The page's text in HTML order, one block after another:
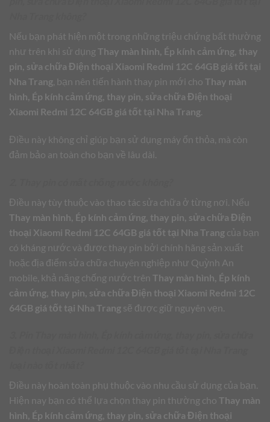
Nếu bạn phát hiện một trong những triệu chứng bất thường
như trên khi sử dụng Thay màn hình, Ép kính cảm ứng, thay
pin, sửa chữa Điện thoại Xiaomi Redmi 12C 64GB giá tốt tại
Nha Trang , bạn nên tiến hành thay pin mới cho Thay màn
hình, Ép kính cảm ứng, thay pin, sửa chữa Điện thoại
Xiaomi Redmi 12C 64GB giá tốt tại Nha Trang.
Điều này không chỉ giúp bạn sử dụng máy ổn thỏa, mà còn
đảm bảo an toàn cho bạn về lâu dài.
Điều này tùy thuộc vào thao tác sửa chữa ở từng nơi. Nếu
Thay màn hình, Ép kính cảm ứng, thay pin, sửa chữa Điện
thoại Xiaomi Redmi 12C 64GB giá tốt tại Nha Trang của bạn
có kháng nước và được thay pin bởi chính hãng sản xuất
hoặc địa điểm sửa chữa chuyên nghiệp như Quỳnh An
mobile, khả năng chống nước trên Thay màn hình, Ép kính
cảm ứng, thay pin, sửa chữa Điện thoại Xiaomi Redmi 12C
64GB giá tốt tại Nha Trang sẽ được giữ nguyên vẹn.
Điều này hoàn toàn phụ thuộc vào nhu cầu sử dụng của bạn.
Hiện nay bạn có thể lựa chọn thay pin thường cho Thay màn
hình, Ép kính cảm ứng, thay pin, sửa chữa Điện thoại